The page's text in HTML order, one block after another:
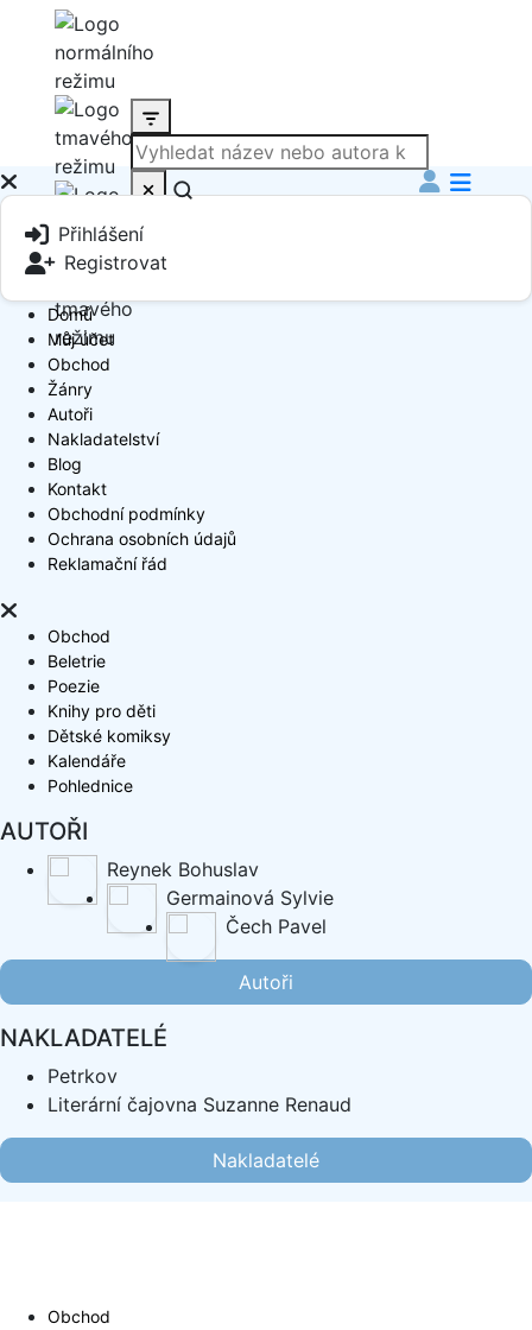
Produkt
Book Author
Přihlášení
Registrovat
Domů
Můj účet
Obchod
Žánry
Autoři
Nakladatelství
Blog
Kontakt
Obchodní podmínky
Ochrana osobních údajů
Reklamační řád
Obchod
Beletrie
Poezie
Knihy pro děti
Dětské komiksy
Kalendáře
Pohlednice
AUTOŘI
Reynek Bohuslav
Germainová Sylvie
Čech Pavel
Autoři
NAKLADATELÉ
Petrkov
Literární čajovna Suzanne Renaud
Nakladatelé
Obchod